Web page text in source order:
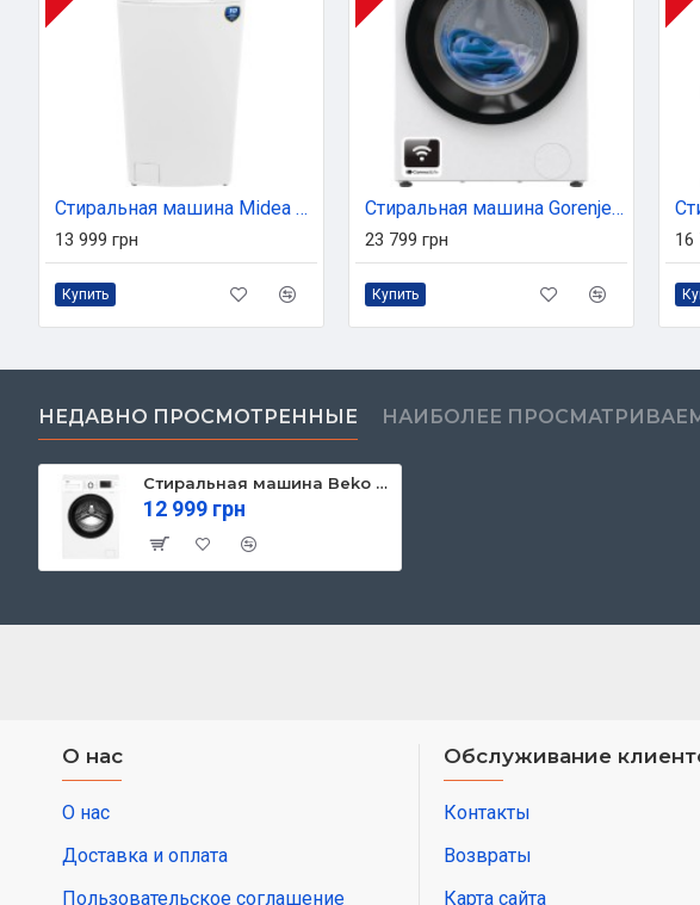
Стиральная машина Midea MF100T60B/ W-UA
13 999 грн
Купить
Стиральная машина Gorenje WD2PA854ADW
23 799 грн
Купить
16
НЕДАВНО ПРОСМОТРЕННЫЕ НАИБОЛЕЕ
Стиральная машина Beko WUE6612ISXBW
12 999 грн
О нас
О нас
Доставка и оплата
Пользовательское соглашение
Обслуживание
Контакты
Возвраты
Карта сайта